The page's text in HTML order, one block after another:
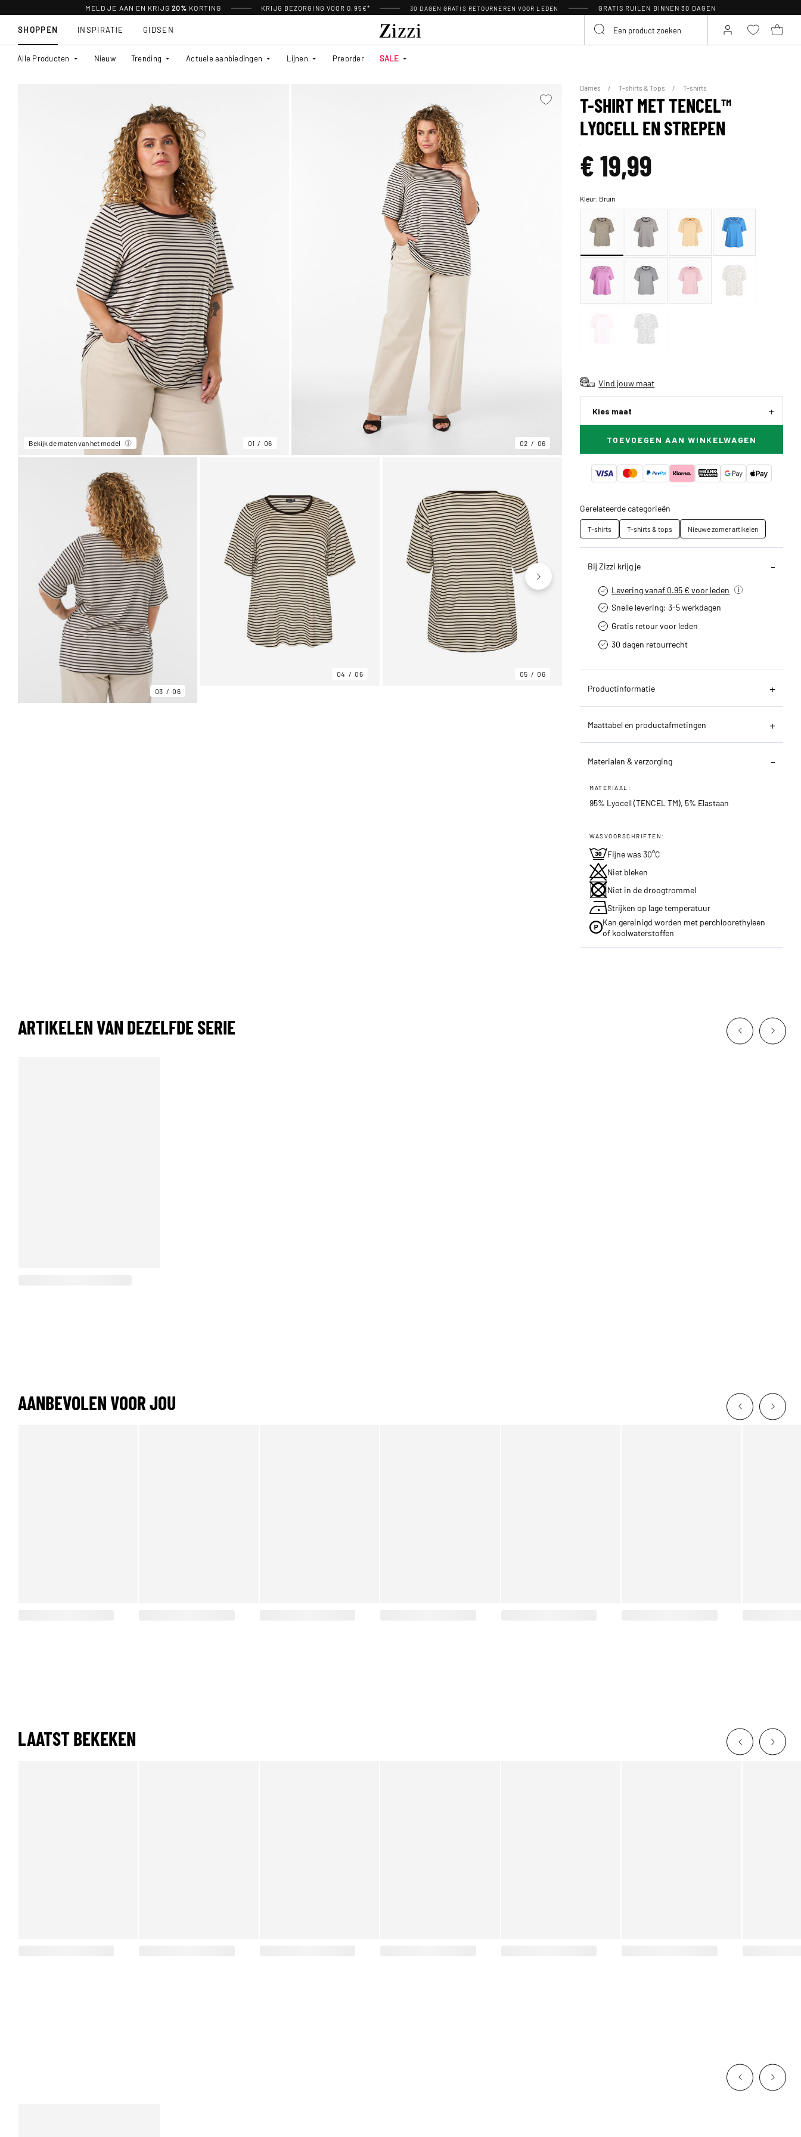
MELD JE AAN EN KRIJG 20% KORTING KRIJG BEZORGING VOOR 0,95€* 30 DAGEN GRATIS RETOURNEREN VOOR LEDEN GRATIS RUILEN BINNEN 30 DAGEN
SHOPPEN
Alle Producten Nieuw Trending Actuele aanbiedingen Lijnen Preorder SALE
INSPIRATIE GIDSEN
Bekijk de maten van het model 01 06 02 06
03 06
04 06 05 06
Dames T-shirts & Tops T-shirts
T-SHIRT MET TENCEL™
LYOCELL EN STREPEN
€ 19,99
Kleur: Bruin
Vind jouw maat
Kies maat
TOEVOEGEN AAN WINKELWAGEN
Gerelateerde categorieën
T-shirts T-shirts & tops Nieuwe zomer artikelen
Bij Zizzi krijg je
Levering vanaf 0.95 € voor leden
Snelle levering: 3-5 werkdagen
Gratis retour voor leden
30 dagen retourrecht­
Productinformatie
Maattabel en productafmetingen
Materialen & verzorging
MATERIAAL:
95% Lyocell (TENCEL TM), 5% Elastaan
WASVOORSCHRIFTEN:
Fijne was 30°C
Niet bleken
Niet in de droogtrommel
Strijken op lage temperatuur
Kan gereinigd worden met perchloorethyleen
of koolwaterstoffen
ARTIKELEN VAN DEZELFDE SERIE
AANBEVOLEN VOOR JOU
LAATST BEKEKEN